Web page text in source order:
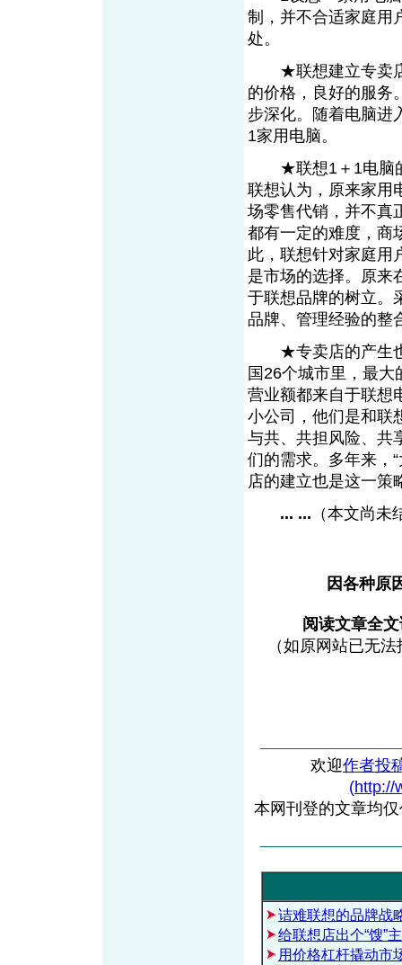
制，并不合适家庭用
处。
★联想建立专卖店
的价格，良好的服务
步深化。随着电脑进
1家用电脑。
★联想1＋1电脑的
联想认为，原来家用
场零售代销，并不真
都有一定的难度，商
此，联想针对家庭用
是市场的选择。原来
于联想品牌的树立。
品牌、管理经验的
★专卖店的产生也
国26个城市里，最
营业额都来自于联想
小公司，他们是和联
与共、共担风险、共
们的需求。多年来，
店的建立也是这一
... ... （本文尚未
因各种原
阅读文章全
（如原网站已无
欢迎作者投
(http://
本网刊登的文章均
诘难联想的品牌战
给联想店出个“馊”
用价格杠杆撬动市